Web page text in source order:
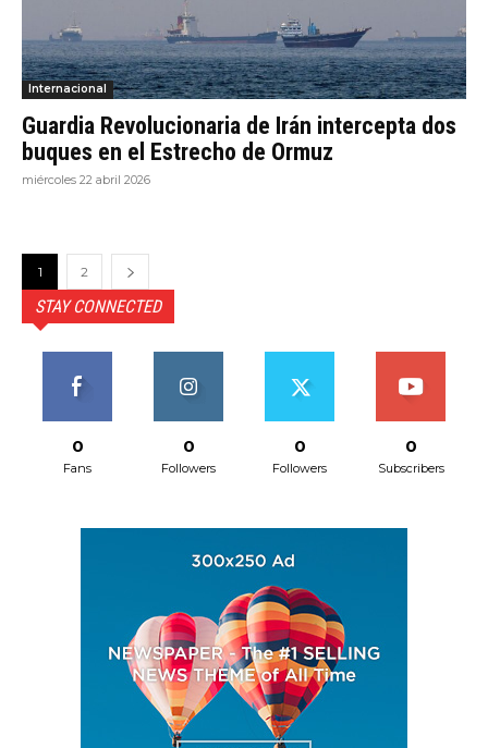
Internacional
Guardia Revolucionaria de Irán intercepta dos
buques en el Estrecho de Ormuz
miércoles 22 abril 2026
1 2
STAY CONNECTED
0
Fans
0
Followers
0
Followers
0
Subscribers